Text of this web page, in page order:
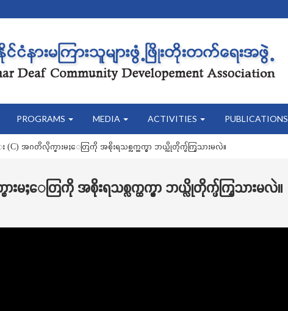
PROGRAMS MEDIA ACTIVITIES PUBLICATIONS
(C) အဂတိလိုက္စားမႈေတြကို အစိုးရသစ္လက္ထက္မွာ ဘယ္လိုတိုက္ဖ်က္သြားမလဲ။
မႈေတြကို အစိုးရသစ္လက္ထက္မွာ ဘယ္လိုတိုက္ဖ်က္သြားမလဲ။